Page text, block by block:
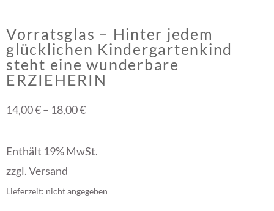
Vorratsglas – Hinter jedem
glücklichen Kindergartenkind
steht eine wunderbare
ERZIEHERIN
14,00€– 18,00€
Enthält 19% MwSt.
zzgl.Versand
Lieferzeit: nicht angegeben